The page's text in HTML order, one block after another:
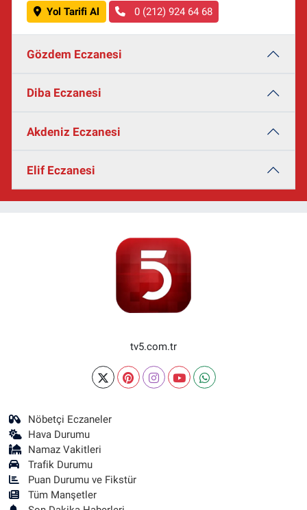
Yol Tarifi Al 0 (212) 924 64 68
Gözdem Eczanesi
Diba Eczanesi
Akdeniz Eczanesi
Elif Eczanesi
tv5.com.tr
Nöbetçi Eczaneler
Hava Durumu
Namaz Vakitleri
Trafik Durumu
Puan Durumu ve Fikstür
Tüm Manşetler